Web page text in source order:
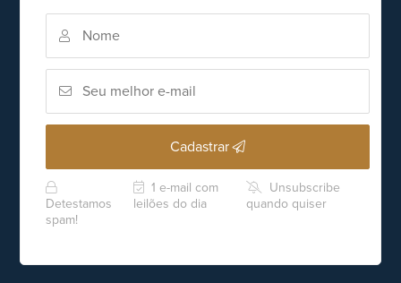
Cadastrar
Detestamos
spam!
1 e-mail com
leilões do dia
Unsubscribe
quando quiser